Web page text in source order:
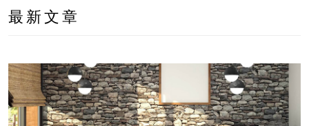
最新文章